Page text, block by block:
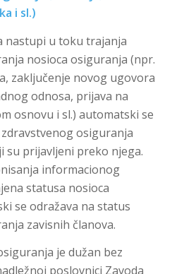
i sl.)
nastupi u toku trajanja
nosioca osiguranja (npr.
zaključenje novog ugovora
odnosa, prijava na
osnovu i sl.) automatski se
osiguranja
su prijavljeni preko njega.
informacionog
statusa nosioca
se odražava na status
zavisnih članova.
je dužan bez
poslovnici Zavoda